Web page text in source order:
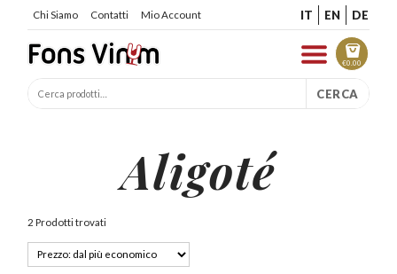
Chi Siamo Contatti Mio Account IT EN DE
€0.00
CERCA
Aligoté
2 Prodotti trovati